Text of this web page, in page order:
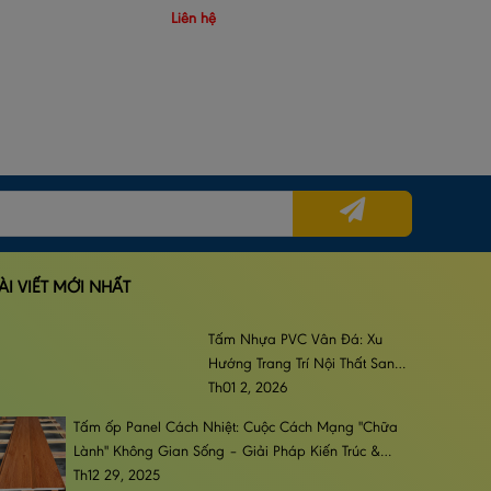
Liên hệ
VIẾT MỚI NHẤT
Tấm Nhựa PVC Vân Đá: Xu
Hướng Trang Trí Nội Thất Sang
Trọng, Đẳng Cấp & Bền Bỉ
Th01 2, 2026
Tấm ốp Panel Cách Nhiệt: Cuộc Cách Mạng "Chữa
Lành" Không Gian Sống – Giải Pháp Kiến Trúc &
Phong Cách Sống Đương Đại
Th12 29, 2025